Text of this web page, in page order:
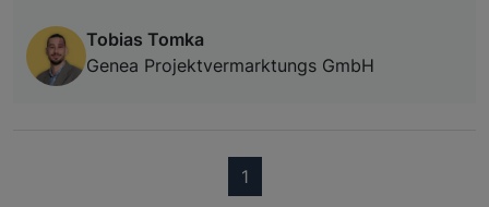
Tobias Tomka
Genea Projektvermarktungs GmbH
1(current)